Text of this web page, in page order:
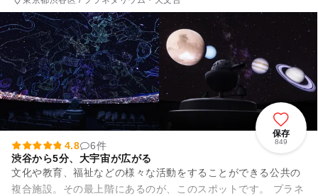
保存
849
4.8
6件
渋谷から5分、大宇宙が広がる
文化や教育、福祉などの様々な活動をすることができる公共の
複合施設。その最上階にあるのが、このスポットです。 プラネ